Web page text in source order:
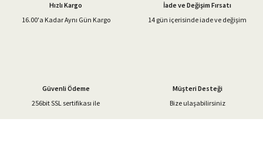
Ürün bilgilerinde hatalar bulunuyor.
Gönder
Hızlı Kargo
16.00'a Kadar Aynı Gün Kargo
İade ve Değişim Fırsatı
14 gün içerisinde iade ve değişim
Güvenli Ödeme
256bit SSL sertifikası ile
Müşteri Desteği
Bize ulaşabilirsiniz